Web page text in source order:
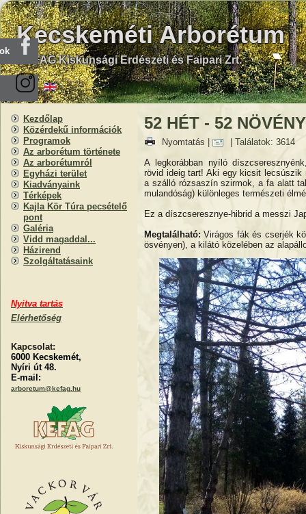
Kecskeméti Arborétum
KEFAG Kiskunsági Erdészeti és Faipari Zrt.
Kezdőlap
Közérdekű információk
Programok
Az arborétum története
Az arborétumról
Egyházi terület
Kiadványaink
Térképek
Kajla Kör Túra pecsételő
pont
Galéria
Vidd magaddal...
Házirend
Szolgáltatásaink
Nyitva tartás
Elérhetőség
Kapcsolat:
6000 Kecskemét,
Nyíri út 48.
E-mail:
arboretum@kefag.hu
52 HÉT - 52
Nyomtatás
| Találatok: 3614
A legkorábban nyíló
rövid ideig tart! Aki egy kicsit lecsúszik
a szálló rózsaszín szirmok, a fa alatt
mulandóság) különleges természeti
Ez a díszcseresznye-hibrid a messzi
Megtalálható: Virágos fák és cserjék
ösvényen), a kilátó közelében az